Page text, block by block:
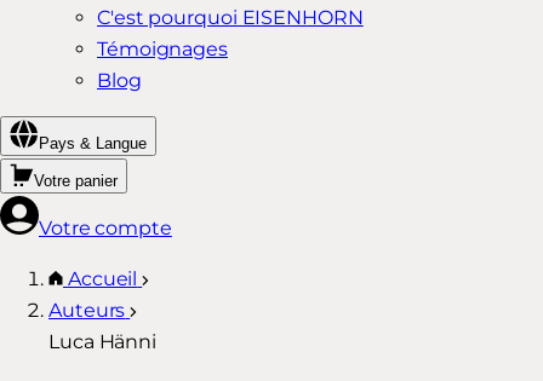
C'est pourquoi EISENHORN
Témoignages
Blog
Pays & Langue
Votre panier
Votre compte
Accueil
Auteurs
Luca Hänni